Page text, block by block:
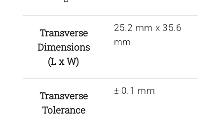
Transverse
Dimensions
(L x W)
25.2 mm x 35.6
mm
Transverse
Tolerance
± 0.1 mm